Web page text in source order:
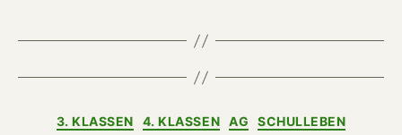
Kategorien
3. KLASSEN 4. KLASSEN AG SCHULLEBEN